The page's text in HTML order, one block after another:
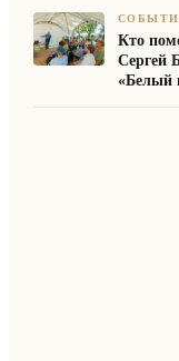
Кто
Сергей
«Белый